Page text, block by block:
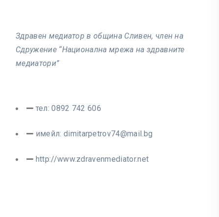
Здравен медиатор в община Сливен, член на
Сдружение “Национална мрежа на здравните
медиатори”
тел: 0892 742 606
имейл: dimitarpetrov74@mail.bg
http://www.zdravenmediator.net